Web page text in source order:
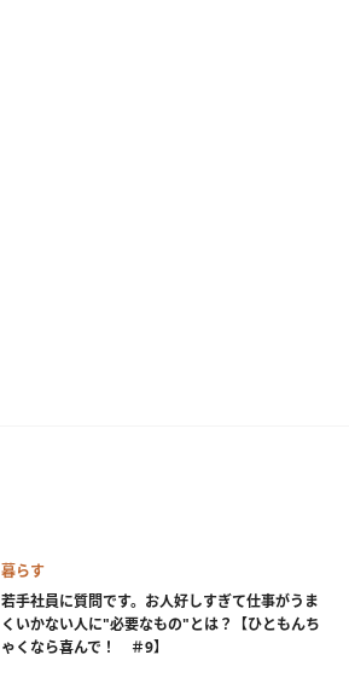
暮らす
若手社員に質問です。お人好しすぎて仕事がうま
くいかない人に"必要なもの"とは？【ひともんち
ゃくなら喜んで！ ＃9】